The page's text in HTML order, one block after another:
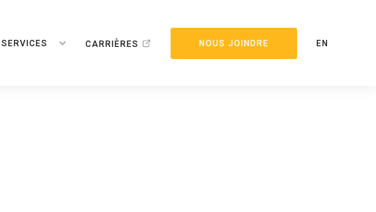
SERVICES CARRIÈRES NOUS JOINDRE EN